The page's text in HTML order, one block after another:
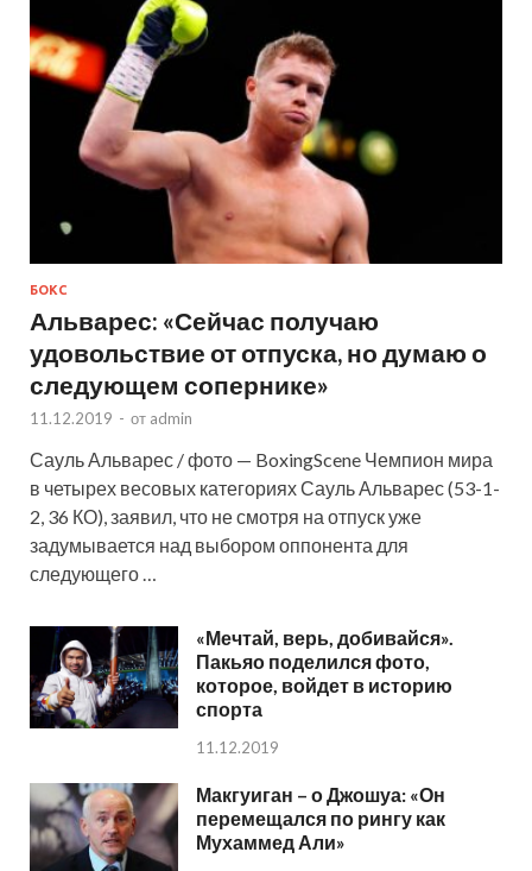
БОКС
Альварес: «Сейчас получаю
удовольствие от отпуска, но думаю о
следующем сопернике»
11.12.2019 - от admin
Сауль Альварес / фото — BoxingScene Чемпион мира
в четырех весовых категориях Сауль Альварес (53-1-
2, 36 КО), заявил, что не смотря на отпуск уже
задумывается над выбором оппонента для
следующего …
«Мечтай, верь, добивайся».
Пакьяо поделился фото,
которое, войдет в историю
спорта
11.12.2019
Макгуиган – о Джошуа: «Он
перемещался по рингу как
Мухаммед Али»